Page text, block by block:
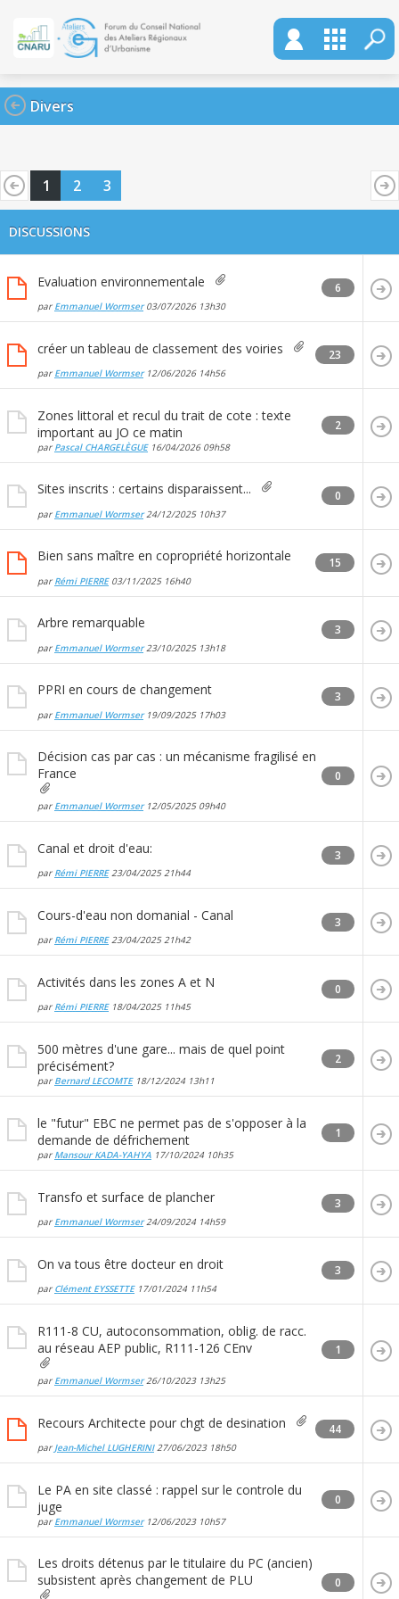
Divers
1 2 3
DISCUSSIONS
Evaluation environnementale
par Emmanuel Wormser03/07/2026 13h30
6
créer un tableau de classement des voiries
par Emmanuel Wormser12/06/2026 14h56
23
Zones littoral et recul du trait de cote : texte
important au JO ce matin
par Pascal CHARGELÈGUE16/04/2026 09h58
2
Sites inscrits : certains disparaissent...
par Emmanuel Wormser24/12/2025 10h37
0
Bien sans maître en copropriété horizontale
par Rémi PIERRE03/11/2025 16h40
15
Arbre remarquable
par Emmanuel Wormser23/10/2025 13h18
3
PPRI en cours de changement
par Emmanuel Wormser19/09/2025 17h03
3
Décision cas par cas : un mécanisme fragilisé en
France
par Emmanuel Wormser12/05/2025 09h40
0
Canal et droit d'eau:
par Rémi PIERRE23/04/202521h44
3
Cours-d'eau non domanial - Canal
par Rémi PIERRE23/04/202521h42
3
Activités dans les zones A et N
par Rémi PIERRE18/04/2025 11h45
0
500 mètres d'une gare... mais de quel point
précisément?
par Bernard LECOMTE18/12/2024 13h11
2
le "futur" EBC ne permet pas de s'opposer à la
demande de défrichement
par Mansour KADA-YAHYA 17/10/2024 10h35
1
Transfo et surface de plancher
par Emmanuel Wormser24/09/2024 14h59
3
On va tous être docteur en droit
par Clément EYSSETTE17/01/2024 11h54
3
R111-8 CU, autoconsommation, oblig. de racc.
au réseau AEP public, R111-126 CEnv
par Emmanuel Wormser26/10/2023 13h25
1
Recours Architecte pour chgt de desination
par Jean-Michel LUGHERINI27/06/2023 18h50
44
Le PA en site classé : rappel sur le controle du
juge
par Emmanuel Wormser12/06/2023 10h57
0
Les droits détenus par le titulaire du PC (ancien)
subsistent après changement de PLU
0